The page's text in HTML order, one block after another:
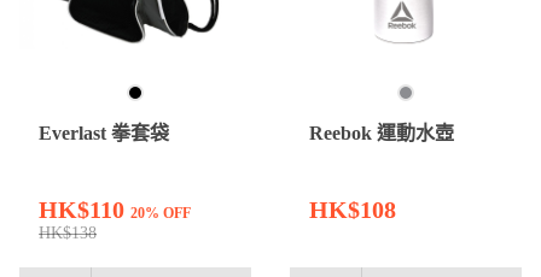
Everlast 拳套袋
HK$110 20% OFF
HK$138
Reebok 運動水壺
HK$108